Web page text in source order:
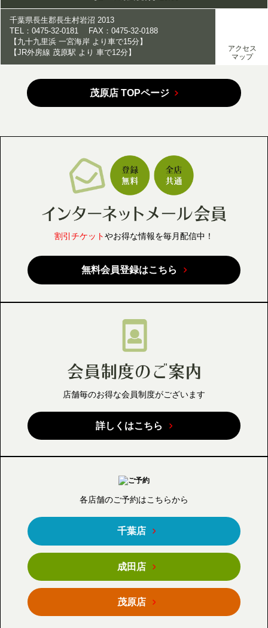
千葉県長生郡長生村岩沼 2013
TEL：0475-32-0181 FAX：0475-32-0188
【九十九里浜 一宮海岸 より車で15分】
【JR外房線 茂原駅 より 車で12分】
アクセス
マップ
茂原店 TOPページ
割引チケットやお得な情報を毎月配信中！
無料会員登録はこちら
店舗毎のお得な会員制度がございます
詳しくはこちら
各店舗のご予約はこちらから
千葉店
成田店
茂原店